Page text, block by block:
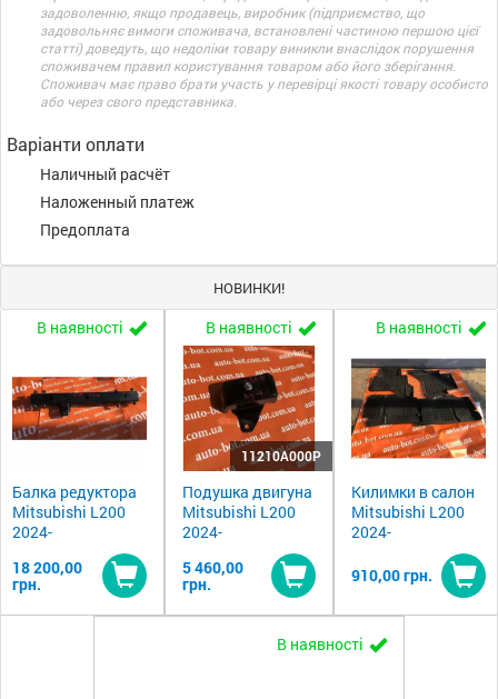
задоволенню, якщо продавець, виробник (підприємство, що
задовольняє вимоги споживача, встановлені частиною першою цієї
статті) доведуть, що недоліки товару виникли внаслідок порушення
споживачем правил користування товаром або його зберігання.
Споживач має право брати участь у перевірці якості товару особисто
або через свого представника.
Варіанти оплати
Наличный расчёт
Наложенный платеж
Предоплата
НОВИНКИ!
В наявності
Балка редуктора
Mitsubishi L200
2024-
18 200,00
грн.
Купити
В наявності
11210A000P
Подушка двигуна
Mitsubishi L200
2024-
5 460,00
грн.
Купити
В наявності
Килимки в салон
Mitsubishi L200
2024-
910,00 грн.
В наявності